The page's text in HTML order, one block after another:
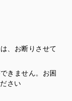
、お断りさせて
きません。お困
さい